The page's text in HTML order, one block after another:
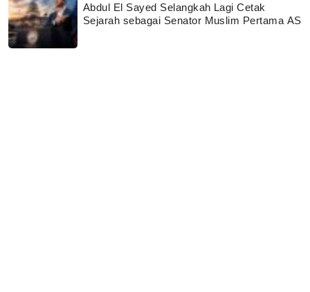
Abdul El Sayed Selangkah Lagi Cetak
Sejarah sebagai Senator Muslim Pertama AS